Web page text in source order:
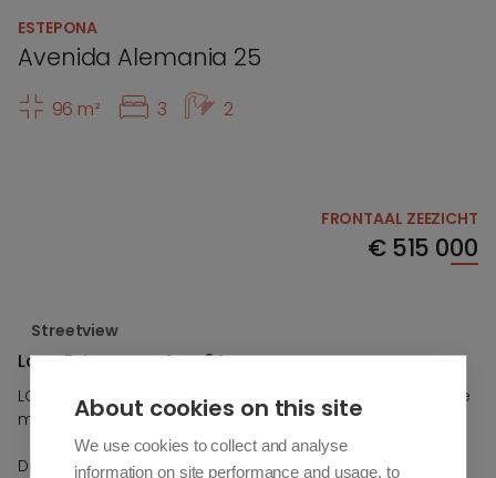
ESTEPONA
Avenida Alemania 25
96 m² 3 2
FRONTAAL ZEEZICHT
€515 000
Streetview
Looa Estepona - App 3A
LOOA Estepona, een nieuw boutique project in een van de
meest gewilde gebieden van de Costa del Sol.
Dit exclusieve project kenmerkt zich door een eigentijds
About cookies on this site
We use cookies to collect and analyse
information on site performance and usage, to